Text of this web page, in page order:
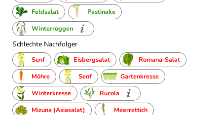
Feldsalat
Pastinake
Winterroggen
Schlechte Nachfolger
Senf Eisbergsalat
Romana-Salat
Möhre
Senf
Gartenkresse
Winterkresse
Rucola
Mizuna (Asiasalat)
Meerrettich